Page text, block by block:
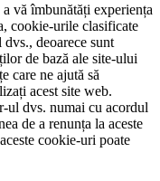
vă îmbunătăți experiența
cookie-urile clasificate
deoarece sunt
de bază ale site-ului
care ne ajută să
acest site web.
ul dvs. numai cu acordul
de a renunța la aceste
cookie-uri poate